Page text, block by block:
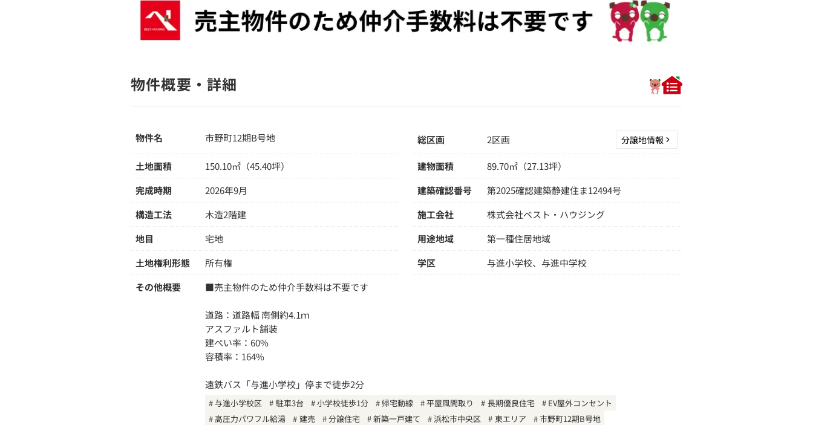
物件概要・詳細
物件名 市野町12期B号地 総区画 2区画 分譲地情報
土地面積 150.10㎡（45.40坪） 建物面積
89.70㎡（27.13坪）
完成時期
2026年9月 建築確認番号
第2025確認建築静建住ま12494号
構造工法
木造2階建 施工会社
株式会社ベスト・ハウジング
地目
宅地 用途地域
第一種住居地域
土地権利形態
所有権 学区
与進小学校、与進中学校
その他概要
■売主物件のため仲介手数料は不要です
道路：道路幅 南側約4.1ｍ
アスファルト舗装
建ぺい率：60%
容積率：164%
遠鉄バス「与進小学校」停まで徒歩2分
与進小学校区 駐車3台 小学校徒歩1分 帰宅動線 平屋風間取り 長期優良住宅
EV屋外コンセント
高圧力パワフル給湯
建売 分譲住宅 新築一戸建て 浜松市中央区 東エリア 市野町12期B号地